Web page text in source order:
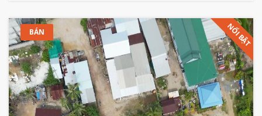
BÁN NỔI BẬT